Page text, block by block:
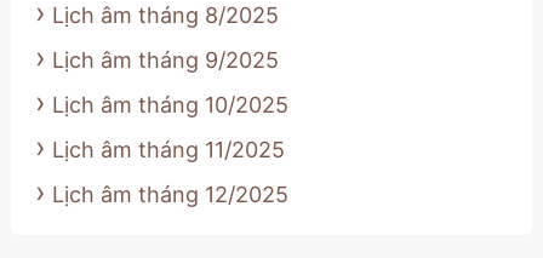
Lịch âm tháng 8/2025
Lịch âm tháng 9/2025
Lịch âm tháng 10/2025
Lịch âm tháng 11/2025
Lịch âm tháng 12/2025